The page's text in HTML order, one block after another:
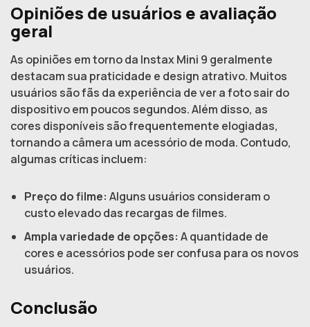
Opiniões de usuários e avaliação
geral
As opiniões em torno da Instax Mini 9 geralmente
destacam sua praticidade e design atrativo. Muitos
usuários são fãs da experiência de ver a foto sair do
dispositivo em poucos segundos. Além disso, as
cores disponíveis são frequentemente elogiadas,
tornando a câmera um acessório de moda. Contudo,
algumas críticas incluem:
Preço do filme: Alguns usuários consideram o
custo elevado das recargas de filmes.
Ampla variedade de opções: A quantidade de
cores e acessórios pode ser confusa para os novos
usuários.
Conclusão